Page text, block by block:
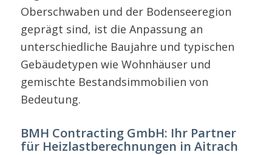
Oberschwaben und der Bodenseeregion
geprägt sind, ist die Anpassung an
unterschiedliche Baujahre und typischen
Gebäudetypen wie Wohnhäuser und
gemischte Bestandsimmobilien von
Bedeutung.
BMH Contracting GmbH: Ihr Partner
für Heizlastberechnungen in Aitrach